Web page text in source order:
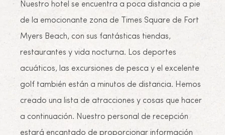
Nuestro hotel se encuentra a poca distancia a pie
de la emocionante zona de Times Square de Fort
Myers Beach, con sus fantásticas tiendas,
restaurantes y vida nocturna. Los deportes
acuáticos, las excursiones de pesca y el excelente
golf también están a minutos de distancia. Hemos
creado una lista de atracciones y cosas que hacer
a continuación. Nuestro personal de recepción
estará encantado de proporcionar información